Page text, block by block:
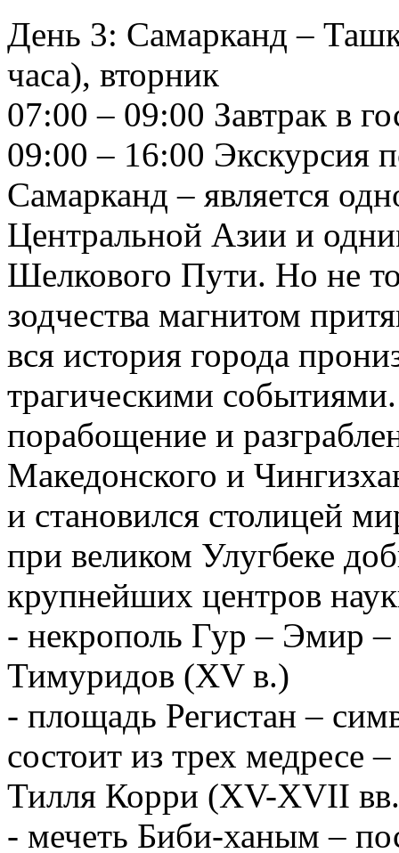
День 3: Самарканд –
часа), вторник
07:00 – 09:00 Завтрак в
09:00 – 16:00 Экскурсия
Самарканд – является
Центральной Азии и
Шелкового Пути. Но не
зодчества магнитом
вся история города
трагическими
порабощение и
Македонского и
и становился столицей
при великом Улугбеке
крупнейших центров
- некрополь Гур – Эмир –
Тимуридов (XV в.)
- площадь Регистан –
состоит из трех медресе
Тилля Корри (XV-XVII
- мечеть Биби-ханым –